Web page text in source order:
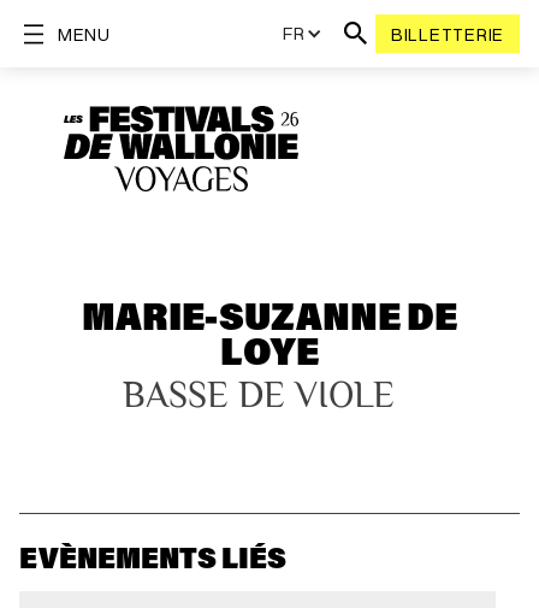
FR BILLETTERIE
MENU
MARIE-SUZANNE DE
LOYE
BASSE DE VIOLE
EVÈNEMENTS LIÉS